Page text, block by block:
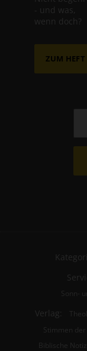
- und was,
wenn doch?
ZUM HEFT
Sonn-
Verlag:
Stimmen
Biblische